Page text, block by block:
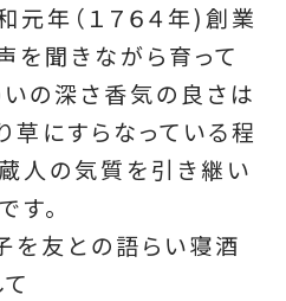
年（１７６４年)創業
を聞きながら育って
の深さ香気の良さは
にすらなっている程
人の気質を引き継い
です。
を友との語らい寝酒